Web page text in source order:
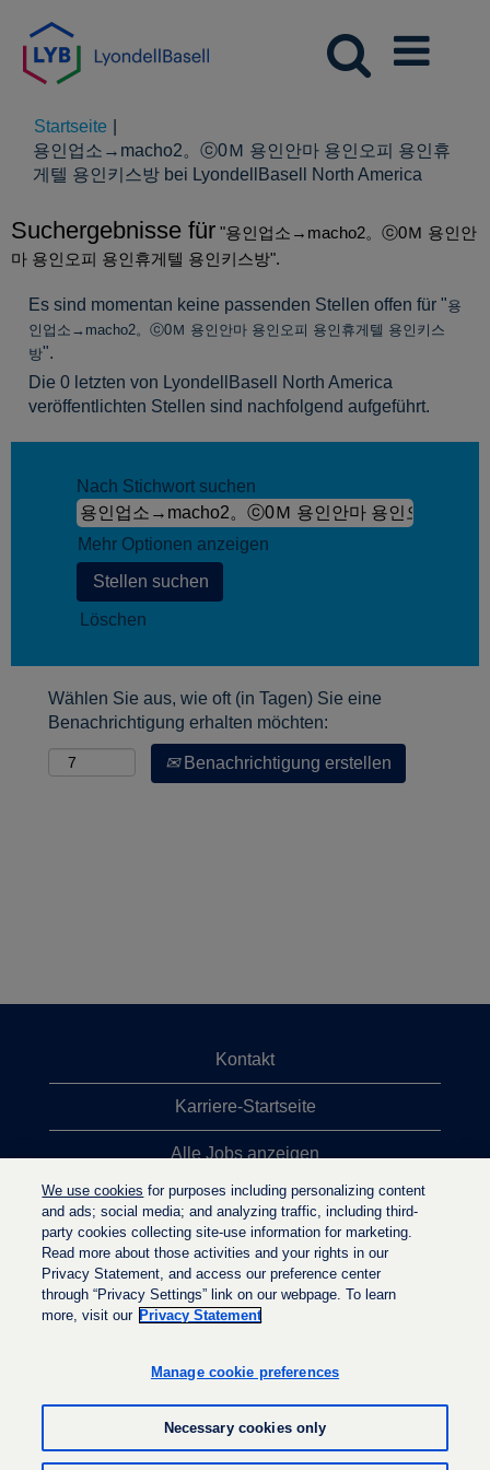
Startseite
용인업소→macho2。ⓒ0Ｍ 용인안마 용인오피 용인휴
게텔 용인키스방 bei LyondellBasell North America
Suchergebnisse für "용인업소→macho2。ⓒ0Ｍ 용인안
마 용인오피 용인휴게텔 용인키스방".
Es sind momentan keine passenden Stellen offen für "용
인업소→macho2。ⓒ0Ｍ 용인안마 용인오피 용인휴게텔 용인키스
방".
Die 0 letzten von LyondellBasell North America
veröffentlichten Stellen sind nachfolgend aufgeführt.
Nach Stichwort suchen
Mehr Optionen anzeigen
Löschen
Wählen Sie aus, wie oft (in Tagen) Sie eine
Benachrichtigung erhalten möchten:
Benachrichtigung erstellen
Kontakt
Karriere-Startseite
Alle Jobs anzeigen
Top-Jobsuchen
Datenschutzrichtlinie
r
a
u
f
e
r
u
f
a
e
We use cookies for purposes including personalizing content
and ads; social media; and analyzing traffic, including third-
party cookies collecting site-use information for marketing.
Read more about those activities and your rights in our
Privacy Statement, and access our preference center
through “Privacy Settings” link on our webpage. To learn
more, visit our Privacy Statement
Manage cookie preferences
Necessary cookies only